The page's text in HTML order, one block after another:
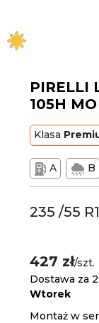
PIRELLI
105H
Klasa
A B
235 /55
427 zł/szt.
Dostawa za
Wtorek
Montaż w